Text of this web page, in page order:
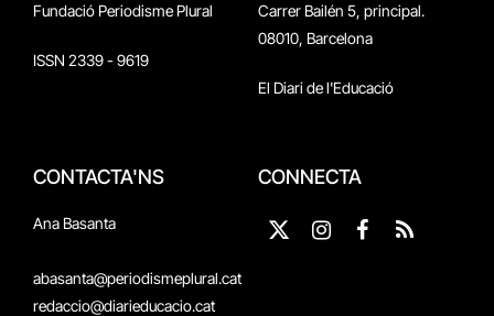
Fundació Periodisme Plural
ISSN 2339 - 9619
Carrer Bailén 5, principal.
08010, Barcelona
El Diari de l'Educació
CONTACTA'NS
Ana Basanta
abasanta@periodismeplural.cat
redaccio@diarieducacio.cat
CONNECTA
X
Instagram
Facebook
RSS